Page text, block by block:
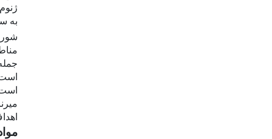
به
است (1، 20،